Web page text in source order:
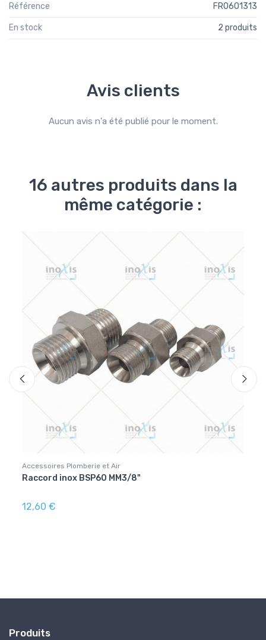
Référence FR0601313
En stock 2 produits
Avis clients
Aucun avis n'a été publié pour le moment.
16 autres produits dans la
même catégorie :
Accessoires Plomberie et Air
Raccord inox BSP60 MM3/8"
12,60 €
Produits